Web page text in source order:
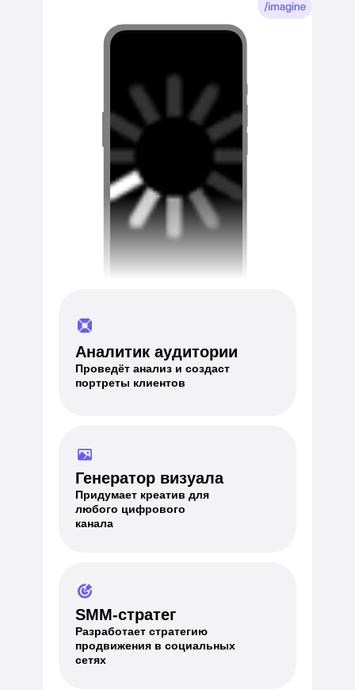
Генератор визуала
Придумает креатив для
любого цифрового
канала
SMM-стратег
Разработает стратегию
продвижения в социальных
сетях
Аналитик аудитории
Проведёт анализ и создаст
портреты клиентов